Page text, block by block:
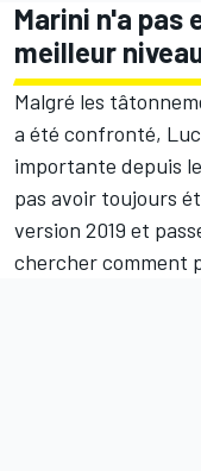
Marini n'a pas
meilleur
Malgré les
a été confronté,
importante depuis
pas avoir toujours
version 2019 et
chercher comment